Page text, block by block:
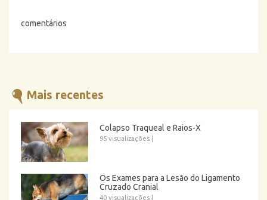
comentários
Mais recentes
Colapso Traqueal e Raios-X
95 visualizações
Os Exames para a Lesão do Ligamento
Cruzado Cranial
40 visualizações